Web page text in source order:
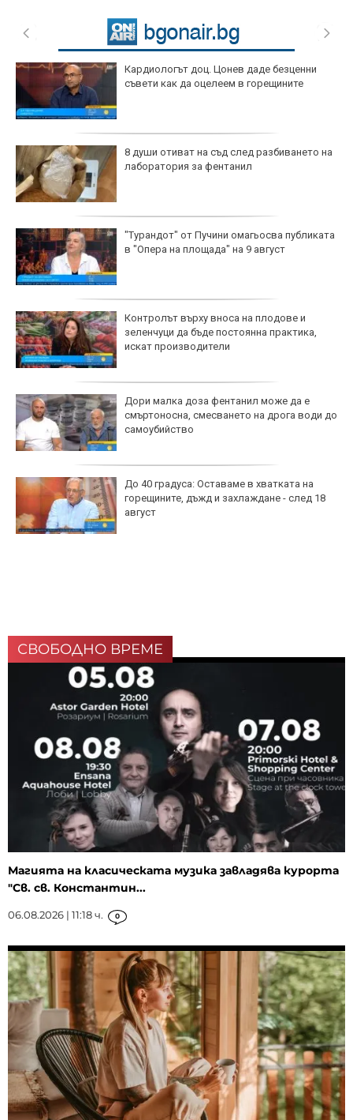
Кардиологът доц. Цонев даде безценни
съвети как да оцелеем в горещините
8 души отиват на съд след разбиването на
лаборатория за фентанил
"Турандот" от Пучини омагьосва публиката
в "Опера на площада" на 9 август
Контролът върху вноса на плодове и
зеленчуци да бъде постоянна практика,
искат производители
Дори малка доза фентанил може да е
смъртоносна, смесването на дрога води до
самоубийство
До 40 градуса: Оставаме в хватката на
горещините, дъжд и захлаждане - след 18
август
СВОБОДНО ВРЕМЕ
Магията на класическата музика завладява курорта
"Св. св. Константин...
06.08.2026 | 11:18 ч. 0